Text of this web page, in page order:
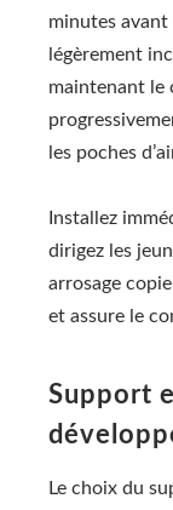
minutes
légèrement
maintenant le
les poches
Installez
dirigez les
arrosage
et assure le
Support
Le choix du